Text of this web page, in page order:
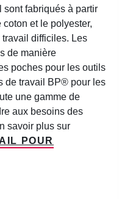
sont fabriqués à partir
et le polyester,
difficiles. Les
de manière
poches pour les outils
de travail BP® pour les
une gamme de
aux besoins des
savoir plus sur
POUR